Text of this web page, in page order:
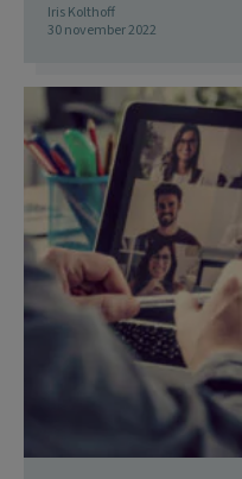
Iris Kolthoff
30 november 2022